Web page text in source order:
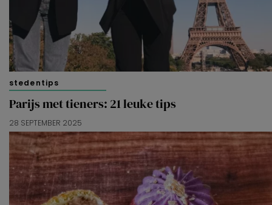
stedentips
Parijs met tieners: 21 leuke tips
28 SEPTEMBER 2025